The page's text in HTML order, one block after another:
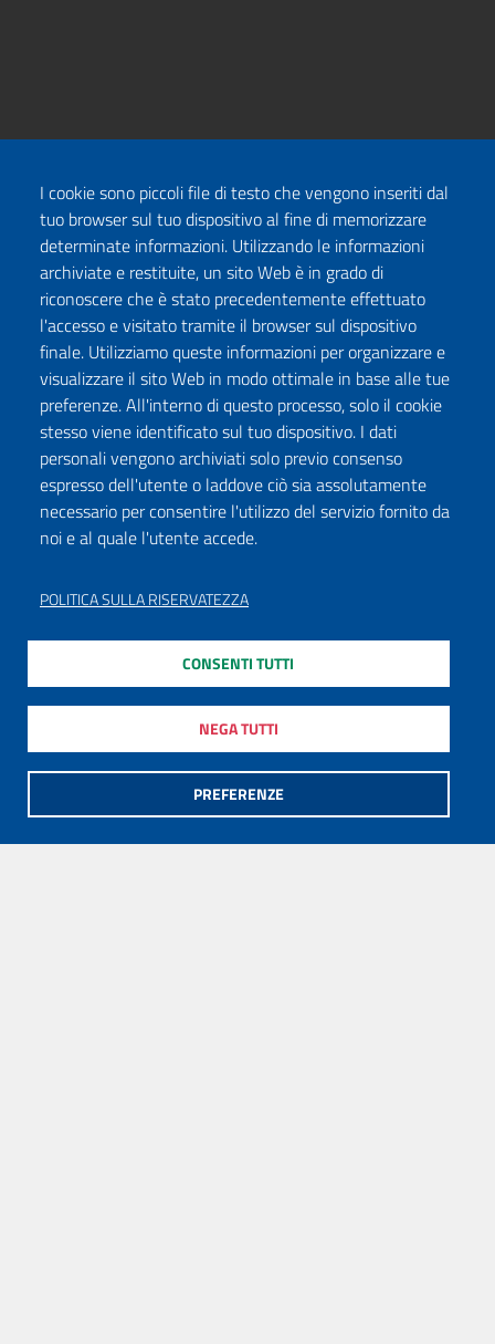
I cookie sono piccoli file di testo che vengono inseriti dal
tuo browser sul tuo dispositivo al fine di memorizzare
determinate informazioni. Utilizzando le informazioni
archiviate e restituite, un sito Web è in grado di
riconoscere che è stato precedentemente effettuato
l'accesso e visitato tramite il browser sul dispositivo
finale. Utilizziamo queste informazioni per organizzare e
visualizzare il sito Web in modo ottimale in base alle tue
preferenze. All'interno di questo processo, solo il cookie
stesso viene identificato sul tuo dispositivo. I dati
personali vengono archiviati solo previo consenso
espresso dell'utente o laddove ciò sia assolutamente
necessario per consentire l'utilizzo del servizio fornito da
noi e al quale l'utente accede.
POLITICA SULLA RISERVATEZZA
PREFERENZE
NEGA TUTTI
CONSENTI TUTTI